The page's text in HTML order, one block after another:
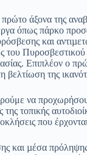
άξονα της
όπως πάρκο
και
του
Επιπλέον ο
βελτίωση της
να
τοπικής
που
και µέσα